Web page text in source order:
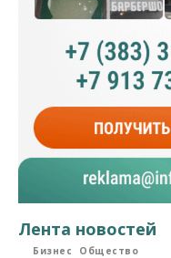
Лента новостей
Бизнес Общество